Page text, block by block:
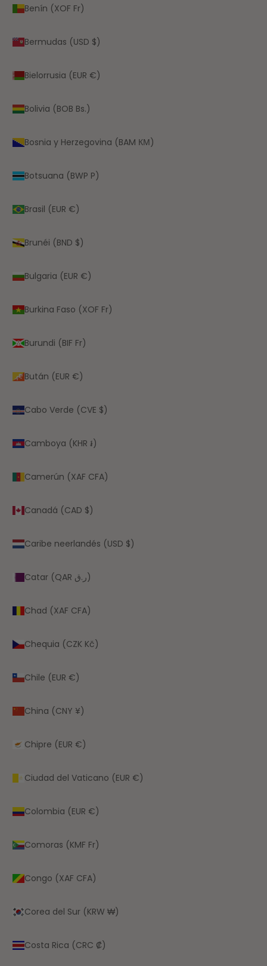
Benín (XOF Fr)
Bermudas (USD $)
Bielorrusia (EUR €)
Bolivia (BOB Bs.)
Bosnia y Herzegovina (BAM КМ)
Botsuana (BWP P)
Brasil (EUR €)
Brunéi (BND $)
Bulgaria (EUR €)
Burkina Faso (XOF Fr)
Burundi (BIF Fr)
Bután (EUR €)
Cabo Verde (CVE $)
Camboya (KHR ៛)
Camerún (XAF CFA)
Canadá (CAD $)
Caribe neerlandés (USD $)
Catar (QAR ر.ق)
Chad (XAF CFA)
Chequia (CZK Kč)
Chile (EUR €)
China (CNY ¥)
Chipre (EUR €)
Ciudad del Vaticano (EUR €)
Colombia (EUR €)
Comoras (KMF Fr)
Congo (XAF CFA)
Corea del Sur (KRW ₩)
Costa Rica (CRC ₡)